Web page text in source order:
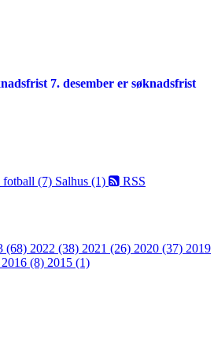
7. desember er søknadsfrist
fotball (7) Salhus (1) RSS
(68) 2022 (38) 2021 (26) 2020 (37) 2019
2016 (8) 2015 (1)